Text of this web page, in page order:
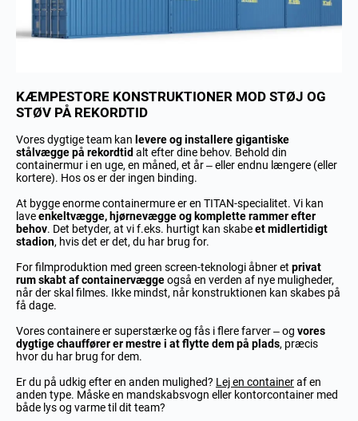
KÆMPESTORE KONSTRUKTIONER MOD STØJ OG
STØV PÅ REKORDTID
Vores dygtige team kan levere og installere gigantiske
stålvægge på rekordtid alt efter dine behov. Behold din
containermur i en uge, en måned, et år – eller endnu længere (eller
kortere). Hos os er der ingen binding.
At bygge enorme containermure er en TITAN-specialitet. Vi kan
laveenkeltvægge, hjørnevægge og komplette rammer efter
behov. Det betyder, at vi f.eks. hurtigt kan skabeet midlertidigt
stadion, hvis det er det, du har brug for.
For filmproduktion med green screen-teknologi åbner et privat
rum skabt af containervæggeogså en verden af nye muligheder,
når der skal filmes. Ikke mindst, når konstruktionen kan skabes på
få dage.
Vores containere er superstærke og fås i flere farver – og vores
dygtige chauffører er mestre i at flytte dem på plads, præcis
hvor du har brug for dem.
Er du på udkig efter en anden mulighed? Lej en containeraf en
anden type. Måske en mandskabsvogn eller kontorcontainer med
både lys og varme til dit team?